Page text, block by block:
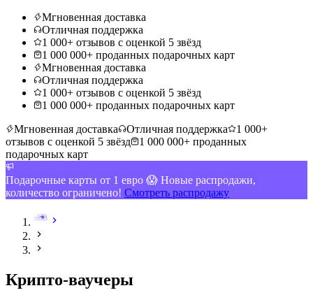
Мгновенная доставка
Отличная поддержка
1 000+ отзывов с оценкой 5 звёзд
1 000 000+ проданных подарочных карт
Мгновенная доставка
Отличная поддержка
1 000+ отзывов с оценкой 5 звёзд
1 000 000+ проданных подарочных карт
Мгновенная доставка
Отличная поддержка
1 000+
отзывов с оценкой 5 звёзд
1 000 000+ проданных
подарочных карт
Подарочные карты от 1 евро 😱 Новые распродажи,
количество ограничено! Смотреть распродажу
Крипто-ваучеры